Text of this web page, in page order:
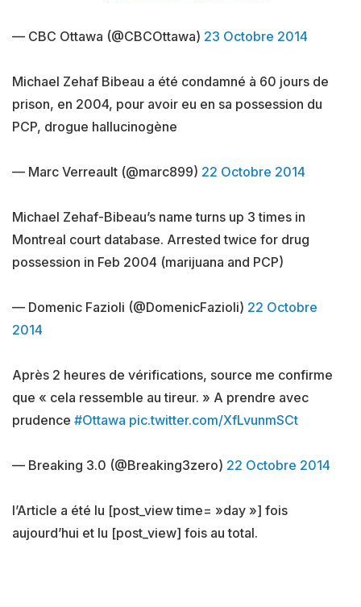
— CBC Ottawa (@CBCOttawa) 23 Octobre 2014
Michael Zehaf Bibeau a été condamné à 60 jours de
prison, en 2004, pour avoir eu en sa possession du
PCP, drogue hallucinogène
— Marc Verreault (@marc899) 22 Octobre 2014
Michael Zehaf-Bibeau’s name turns up 3 times in
Montreal court database. Arrested twice for drug
possession in Feb 2004 (marijuana and PCP)
— Domenic Fazioli (@DomenicFazioli) 22 Octobre
2014
Après 2 heures de vérifications, source me confirme
que « cela ressemble au tireur. » A prendre avec
prudence #Ottawa pic.twitter.com/XfLvunmSCt
— Breaking 3.0 (@Breaking3zero) 22 Octobre 2014
l’Article a été lu [post_view time= »day »] fois
aujourd’hui et lu [post_view] fois au total.